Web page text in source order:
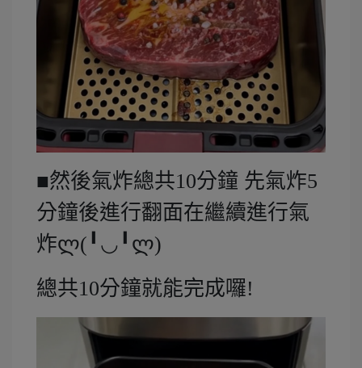
■然後氣炸總共10分鐘 先氣炸5
分鐘後進行翻面在繼續進行氣
炸ლ(╹◡╹ლ)
總共10分鐘就能完成囉!